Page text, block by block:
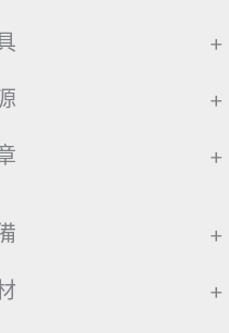
+
+
+
+
+